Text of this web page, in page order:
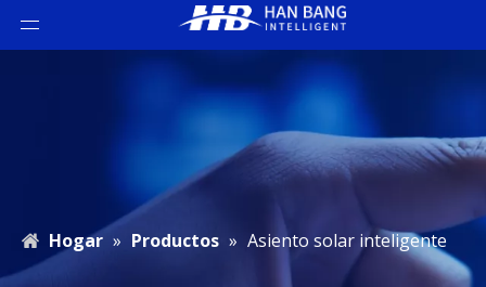
Hogar » Productos » Asiento solar inteligente